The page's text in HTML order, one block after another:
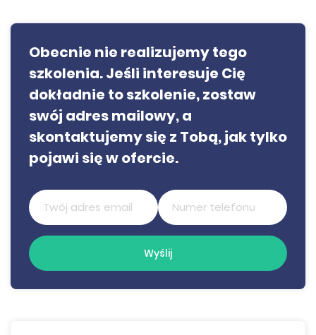
Obecnie nie realizujemy tego
szkolenia. Jeśli interesuje Cię
dokładnie to szkolenie, zostaw
swój adres mailowy, a
skontaktujemy się z Tobą, jak tylko
pojawi się w ofercie.